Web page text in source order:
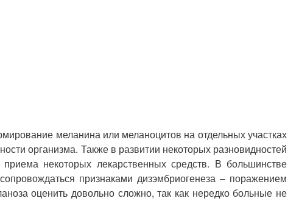
меланина или меланоцитов на отдельных участках
организма. Также в развитии некоторых разновидностей
некоторых лекарственных средств. В большинстве
признаками дизэмбриогенеза – поражением
оценить довольно сложно, так как нередко больные не